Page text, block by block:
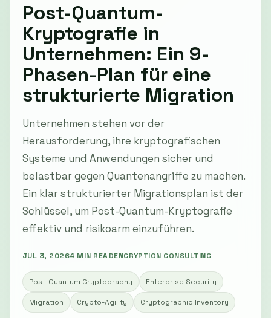
Post-Quantum-
Kryptografie in
Unternehmen: Ein 9-
Phasen-Plan für eine
strukturierte Migration
Unternehmen stehen vor der
Herausforderung, ihre kryptografischen
Systeme und Anwendungen sicher und
belastbar gegen Quantenangriffe zu machen.
Ein klar strukturierter Migrationsplan ist der
Schlüssel, um Post-Quantum-Kryptografie
effektiv und risikoarm einzuführen.
JUL 3, 20264 MIN READENCRYPTION CONSULTING
Post-Quantum Cryptography Enterprise Security
Migration Crypto-Agility Cryptographic Inventory